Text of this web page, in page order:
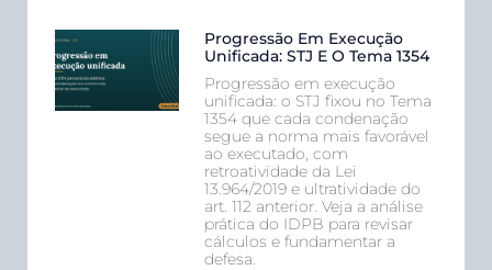
Progressão Em Execução
Unificada: STJ E O Tema 1354
Progressão em execução
unificada: o STJ fixou no Tema
1354 que cada condenação
segue a norma mais favorável
ao executado, com
retroatividade da Lei
13.964/2019 e ultratividade do
art. 112 anterior. Veja a análise
prática do IDPB para revisar
cálculos e fundamentar a
defesa.